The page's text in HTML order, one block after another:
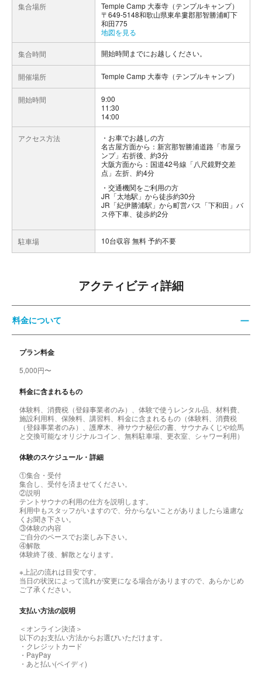
集合場所
Temple Camp 大泰寺（テンプルキャンプ）
〒649-5148和歌山県東牟婁郡那智勝浦町下
和田775
地図を見る
集合時間 開始時間までにお越しください。
開催場所 Temple Camp 大泰寺（テンプルキャンプ）
開始時間
9:00
11:30
14:00
アクセス方法
お車でお越しの方
名古屋方面から：新宮那智勝浦道路「市屋ラ
ンプ」右折後、約3分
大阪方面から：国道42号線「八尺鏡野交差
点」左折、約4分
交通機関をご利用の方
JR「太地駅」から徒歩約30分
JR「紀伊勝浦駅」から町営バス「下和田」バ
ス停下車、徒歩約2分
駐車場 10台収容 無料 予約不要
アクティビティ詳細
料金について
プラン料金
5,000円〜
料金に含まれるもの
体験料、消費税（登録事業者のみ）、体験で使うレンタル品、材料費、
施設利用料、保険料、講習料、料金に含まれるもの（体験料、消費税
（登録事業者のみ）、護摩木、禅サウナ秘伝の書、サウナみくじや絵馬
と交換可能なオリジナルコイン、無料駐車場、更衣室、シャワー利用）
体験のスケジュール・詳細
①集合・受付
集合し、受付を済ませてください。
②説明
テントサウナの利用の仕方を説明します。
利用中もスタッフがいますので、分からないことがありましたら遠慮な
くお聞き下さい。
③体験の内容
ご自分のペースでお楽しみ下さい。
④解散
体験終了後、解散となります。
※上記の流れは目安です。
当日の状況によって流れが変更になる場合がありますので、あらかじめ
ご了承ください。
支払い方法の説明
＜オンライン決済＞
以下のお支払い方法からお選びいただけます。
・クレジットカード
・PayPay
・あと払い(ペイディ)